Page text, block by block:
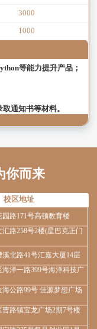
3000
1000
等能力提升产品；
通知书等材料。
你而来
校区地址
园路171号高顿教育楼
汇路258号2楼(星巴克正门
溪北路41号汇嘉大厦14层
海洋一路399号海洋科技广
海公路99号 佳源梦想广场
曹路镇宝龙广场2期7号楼